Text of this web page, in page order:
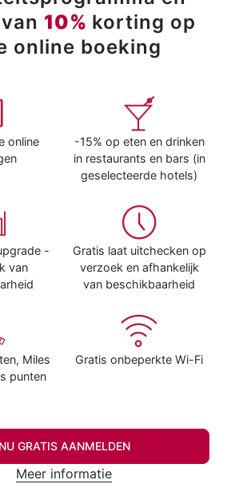
10% korting op
online boeking
online
-15% op eten en drinken
in restaurants en bars (in
geselecteerde hotels)
-
van
Gratis laat uitchecken op
verzoek en afhankelijk
van beschikbaarheid
Miles
punten
Gratis onbeperkte Wi-Fi
NU GRATIS AANMELDEN
Meer informatie